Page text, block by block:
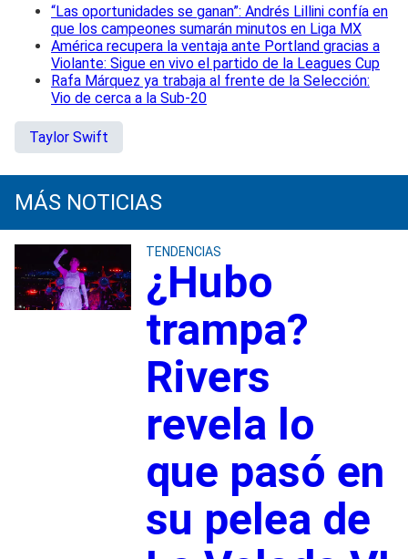
“Las oportunidades se ganan”: Andrés Lillini confía en
que los campeones sumarán minutos en Liga MX
América recupera la ventaja ante Portland gracias a
Violante: Sigue en vivo el partido de la Leagues Cup
Rafa Márquez ya trabaja al frente de la Selección:
Vio de cerca a la Sub-20
Taylor Swift
MÁS NOTICIAS
TENDENCIAS
¿Hubo
trampa?
Rivers
revela lo
que pasó en
su pelea de